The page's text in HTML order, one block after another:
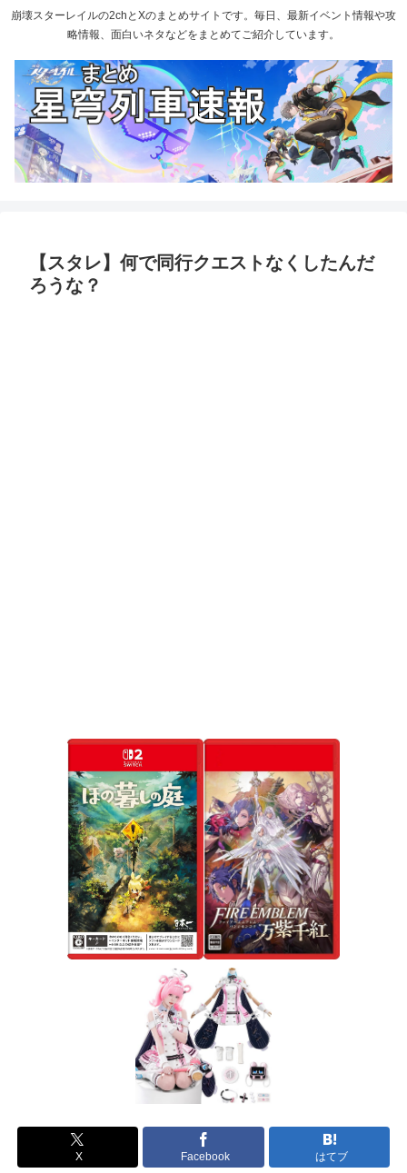
崩壊スターレイルの2chとXのまとめサイトです。毎日、最新イベント情報や攻
略情報、面白いネタなどをまとめてご紹介しています。
【スタレ】何で同行クエストなくしたんだ
ろうな？
X Facebook はてブ